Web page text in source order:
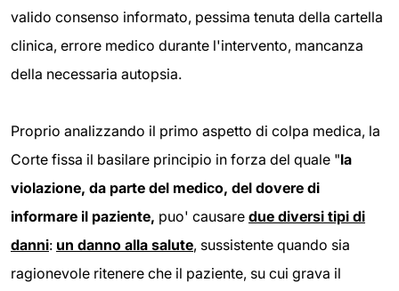
valido consenso informato, pessima tenuta della cartella
clinica, errore medico durante l'intervento, mancanza
della necessaria autopsia.
Proprio analizzando il primo aspetto di colpa medica, la
Corte fissa il basilare principio in forza del quale "la
violazione, da parte del medico, del dovere di
informare il paziente, puo' causare due diversi tipi di
danni: un danno alla salute, sussistente quando sia
ragionevole ritenere che il paziente, su cui grava il